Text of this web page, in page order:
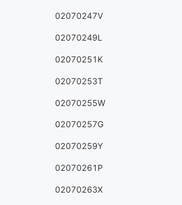
02070247V
02070249L
02070251K
02070253T
02070255W
02070257G
02070259Y
02070261P
02070263X